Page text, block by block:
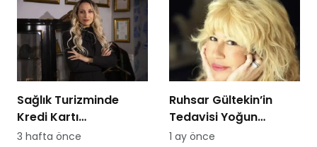
Sağlık Turizminde
Kredi Kartı
Dolandırıcılığına
3 hafta önce
Ruhsar Gültekin’in
Tedavisi Yoğun
Bakımda Sürüyor
1 ay önce